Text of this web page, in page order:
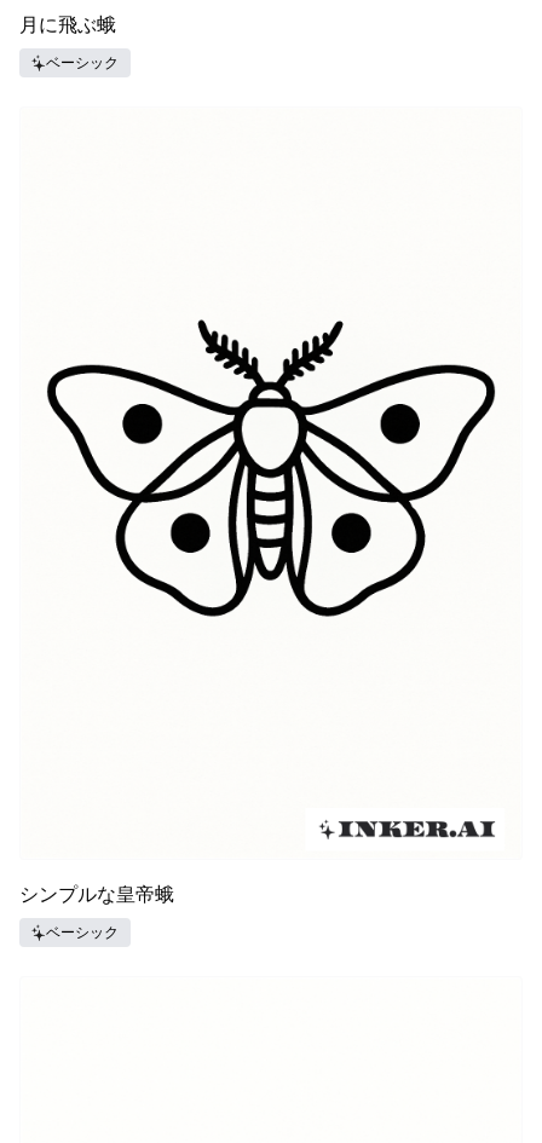
月に飛ぶ蛾
ベーシック
シンプルな皇帝蛾
ベーシック